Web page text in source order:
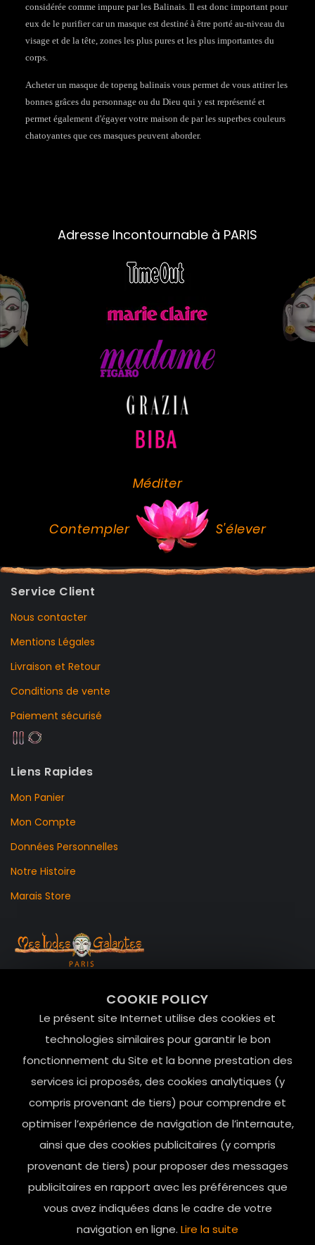
COOKIE POLICY
Le présent site Internet utilise des cookies et
technologies similaires pour garantir le bon
fonctionnement du Site et la bonne prestation des
services ici proposés, des cookies analytiques (y
compris provenant de tiers) pour comprendre et
optimiser l’expérience de navigation de l’internaute,
ainsi que des cookies publicitaires (y compris
provenant de tiers) pour proposer des messages
publicitaires en rapport avec les préférences que
vous avez indiquées dans le cadre de votre
navigation en ligne. Lire la suite
considérée comme impure par les Balinais. Il est donc important pour
eux de le purifier car un masque est destiné à être porté au-niveau du
visage et de la tête, zones les plus pures et les plus importantes du
corps.
Acheter un masque de topeng balinais vous permet de vous attirer les
bonnes grâces du personnage ou du Dieu qui y est représenté et
permet également d'égayer votre maison de par les superbes couleurs
chatoyantes que ces masques peuvent aborder.
Adresse Incontournable à PARIS
Méditer
Contempler S'élever
Service Client
Nous contacter
Mentions Légales
Livraison et Retour
Conditions de vente
Paiement sécurisé
Liens Rapides
Mon Panier
Mon Compte
Données Personnelles
Notre Histoire
Marais Store
Le Marais, 75004 Paris
contact@mesindesgalantes.com
01.42.72.42.51